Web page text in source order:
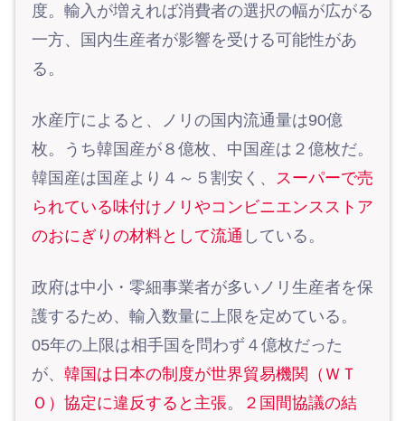
度。輸入が増えれば消費者の選択の幅が広がる
一方、国内生産者が影響を受ける可能性があ
る。
水産庁によると、ノリの国内流通量は90億
枚。うち韓国産が８億枚、中国産は２億枚だ。
韓国産は国産より４～５割安く、
スーパーで売
られている味付けノリやコンビニエンスストア
のおにぎりの材料として流通 している。
政府は中小・零細事業者が多いノリ生産者を保
護するため、輸入数量に上限を定めている。
05年の上限は相手国を問わず４億枚だった
が、 韓国は日本の制度が世界貿易機関（ＷＴ
Ｏ）協定に違反すると主張。
２国間協議の結